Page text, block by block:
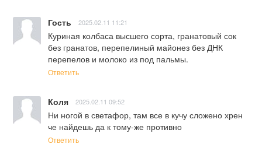
Гость 2025.02.11 11:21
Куриная колбаса высшего сорта, гранатовый сок
без гранатов, перепелиный майонез без ДНК
перепелов и молоко из под пальмы.
Ответить
Коля 2025.02.11 09:52
Ни ногой в светафор, там все в кучу сложено хрен
че найдешь да к тому-же противно
Ответить